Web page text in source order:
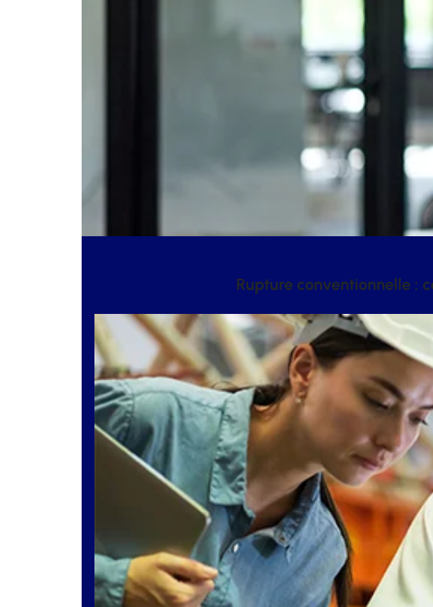
Rupture conventionnelle :